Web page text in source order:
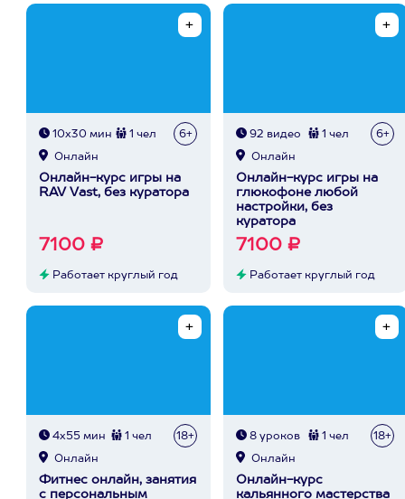
10х30 мин 1 чел 6+
Онлайн
Онлайн-курс игры на
RAV Vast, без куратора
7100 ₽
Работает круглый год
92 видео 1 чел 6+
Онлайн
Онлайн-курс игры на
глюкофоне любой
настройки, без
куратора
7100 ₽
Работает круглый год
4х55 мин 1 чел 18+
Онлайн
Фитнес онлайн, занятия
с персональным
8 уроков 1 чел 18+
Онлайн
Онлайн-курс
кальянного мастерства